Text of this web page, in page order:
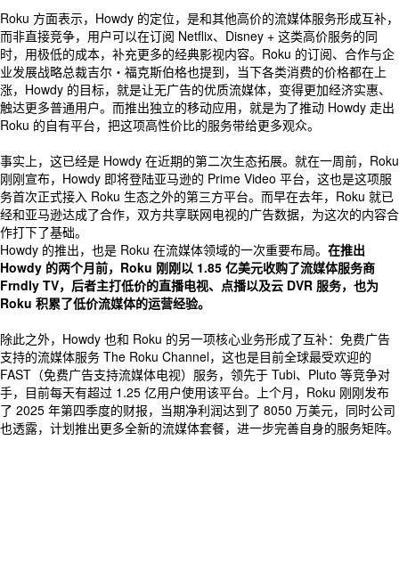
Roku 方面表示，Howdy 的定位，是和其他高价的流媒体服务形成互补，
而非直接竞争，用户可以在订阅 Netflix、Disney + 这类高价服务的同
时，用极低的成本，补充更多的经典影视内容。Roku 的订阅、合作与企
业发展战略总裁吉尔・福克斯伯格也提到，当下各类消费的价格都在上
涨，Howdy 的目标，就是让无广告的优质流媒体，变得更加经济实惠、
触达更多普通用户。而推出独立的移动应用，就是为了推动 Howdy 走出
Roku 的自有平台，把这项高性价比的服务带给更多观众。
事实上，这已经是 Howdy 在近期的第二次生态拓展。就在一周前，Roku
刚刚宣布，Howdy 即将登陆亚马逊的 Prime Video 平台，这也是这项服
务首次正式接入 Roku 生态之外的第三方平台。而早在去年，Roku 就已
经和亚马逊达成了合作，双方共享联网电视的广告数据，为这次的内容合
作打下了基础。
Howdy 的推出，也是 Roku 在流媒体领域的一次重要布局。 在推出
Howdy 的两个月前，Roku 刚刚以 1.85 亿美元收购了流媒体服务商
Frndly TV，后者主打低价的直播电视、点播以及云 DVR 服务，也为
Roku 积累了低价流媒体的运营经验。
除此之外，Howdy 也和 Roku 的另一项核心业务形成了互补：免费广告
支持的流媒体服务 The Roku Channel，这也是目前全球最受欢迎的
FAST（免费广告支持流媒体电视）服务，领先于 Tubi、Pluto 等竞争对
手，目前每天有超过 1.25 亿用户使用该平台。上个月，Roku 刚刚发布
了 2025 年第四季度的财报，当期净利润达到了 8050 万美元，同时公司
也透露，计划推出更多全新的流媒体套餐，进一步完善自身的服务矩阵。